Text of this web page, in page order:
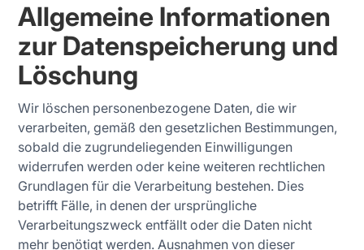
Allgemeine Informationen
zur Datenspeicherung und
Löschung
Wir löschen personenbezogene Daten, die wir
verarbeiten, gemäß den gesetzlichen Bestimmungen,
sobald die zugrundeliegenden Einwilligungen
widerrufen werden oder keine weiteren rechtlichen
Grundlagen für die Verarbeitung bestehen. Dies
betrifft Fälle, in denen der ursprüngliche
Verarbeitungszweck entfällt oder die Daten nicht
mehr benötigt werden. Ausnahmen von dieser